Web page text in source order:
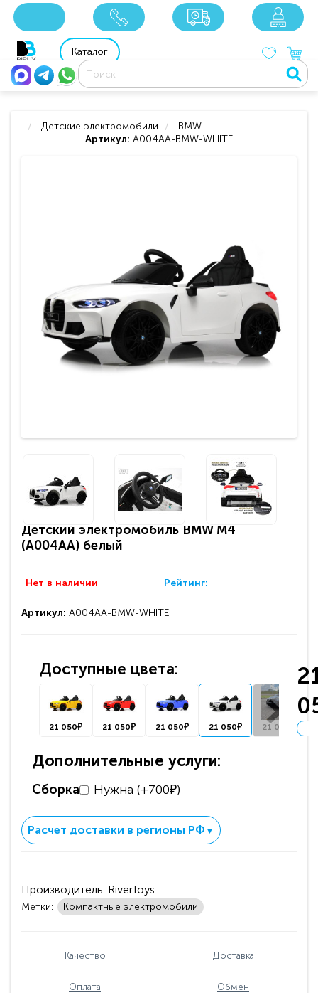
8 800 201 92 06
Каталог
Детские электромобили
BMW
Артикул: A004AA-BMW-WHITE
Детский электромобиль BMW M4
(A004AA) белый
Нет в наличии Рейтинг:
Артикул: A004AA-BMW-WHITE
Доступные цвета:
21 050₽ 21 050₽ 21 050₽ 21 050₽ 21 050₽
Дополнительные услуги:
Сборка Нужна (+700₽)
Расчет доставки в регионы РФ ▼
Производитель: RiverToys
Метки: Компактные электромобили
Качество Доставка
Оплата Обмен
xxx